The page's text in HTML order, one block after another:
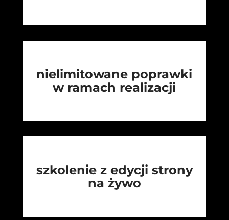
nielimitowane poprawki
w ramach realizacji
szkolenie z edycji strony
na żywo